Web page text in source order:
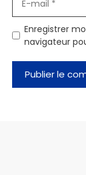
mail
Enregistrer
navigateur